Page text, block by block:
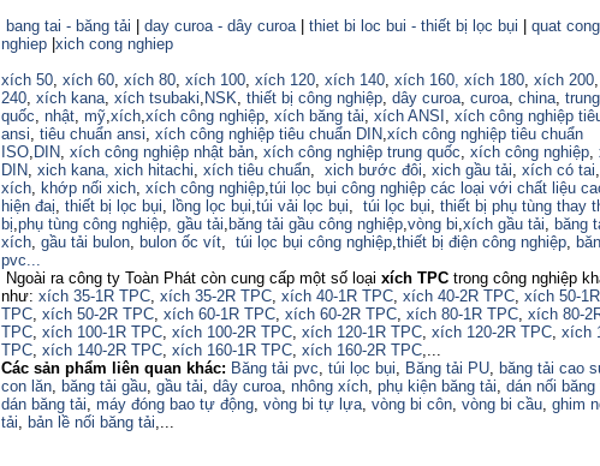
bang tai - băng tải
day curoa - dây curoa| thiet bi loc bui - thiết bị lọc bụi
quat cong
nghiep xich cong nghiep
xích 50, xích 60, xích 80, xích 100, xích 120, xích 140, xích 160, xích 180, xích 200,
240, xích kana, xích tsubaki, NSK, thiết bị công nghiệp, dây curoa, curoa, china, trung
quốc, nhật, mỹ,xích,xích công nghiệp, xích băng tải, xích ANSI , xích công nghiệp
ansi, tiêu chuẩn ansi, xích công nghiệp tiêu chuẩn DIN,xích công nghiệp tiêu chuẩn
ISO, DIN, xích công nghiệp nhật bản, xích công nghiệp trung quốc, xích công nghiệp,
DIN, xich kana, xich hitachi, xích tiêu chuẩn, xich bước đôi, xich gầu tải, xích có tai,
xích, khớp nối xich, xích công nghiệp,túi lọc bụi công nghiệp các loại với chất liệu
hiện đaị, thiết bị lọc bụi, lồng lọc bụi,túi vải lọc bụi, túi lọc bụi, thiết bị phụ tùng thay
bị,phụ tùng công nghiệp, gầu tải, băng tải gầu công nghiệp,vòng bi,xích gầu tải, băng
xích, gầu tải bulon, bulon ốc vít, túi lọc bụi công nghiệp,thiết bị điện công nghiệp,
pvc...
Ngoài ra công ty Toàn Phát còn cung cấp một số loại xích TPC trong công nghiệp
như: xích 35-1R TPC, xích 35-2R TPC, xích 40-1R TPC, xích 40-2R TPC, xích 50-1R
TPC, xích 50-2R TPC, xích 60-1R TPC, xích 60-2R TPC, xích 80-1R TPC, xích 80-
TPC, xích 100-1R TPC, xích 100-2R TPC, xích 120-1R TPC, xích 120-2R TPC, xích
TPC, xích 140-2R TPC, xích 160-1R TPC, xích 160-2R TPC,...
Các sản phẩm liên quan khác: Băng tải pvc, túi lọc bụi, Băng tải PU, băng tải cao
con lăn, băng tải gầu, gầu tải, dây curoa, nhông xích, phụ kiện băng tải, dán nối băng
dán băng tải, máy đóng bao tự động, vòng bi tự lựa, vòng bi côn, vòng bi cầu, ghim
tải, bản lề nối băng tải,...